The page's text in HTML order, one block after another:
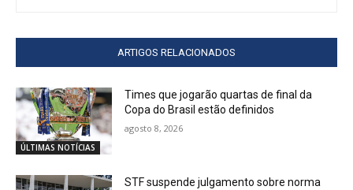
ARTIGOS RELACIONADOS
ÚLTIMAS NOTÍCIAS
Times que jogarão quartas de final da
Copa do Brasil estão definidos
agosto 8, 2026
STF suspende julgamento sobre norma